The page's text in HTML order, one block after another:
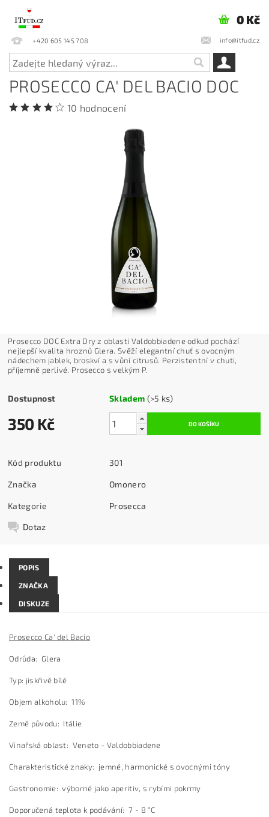
+420 605 145 708 info@itfud.cz
0 Kč
PROSECCO CA' DEL BACIO DOC
10 hodnocení
Prosecco DOC Extra Dry z oblasti Valdobbiadene odkud pochází
nejlepší kvalita hroznů Glera. Svěží elegantní chuť s ovocným
nádechem jablek, broskví a s vůní citrusů. Perzistentní v chuti,
příjemně perlivé. Prosecco s velkým P.
Dostupnost Skladem (>5 ks)
350 Kč
Kód produktu 301
Značka Omonero
Kategorie Prosecca
Dotaz
POPIS
ZNAČKA
DISKUZE
Prosecco Ca' del Bacio
Odrůda: Glera
Typ: jiskřivě bílé
Objem alkoholu: 11%
Země původu: Itálie
Vinařská oblast: Veneto - Valdobbiadene
Charakteristické znaky: jemné, harmonické s ovocnými tóny
Gastronomie: výborné jako aperitiv, s rybími pokrmy
Doporučená teplota k podávání: 7 - 8 °C